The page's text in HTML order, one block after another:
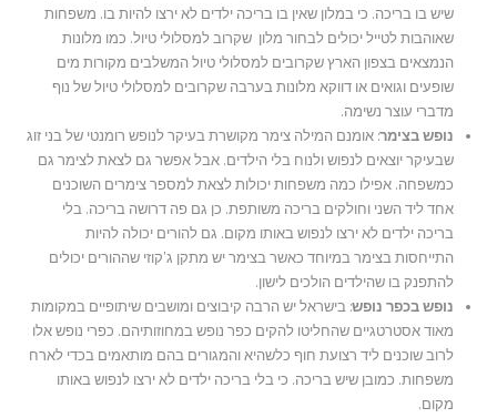
שיש בו בריכה. כי במלון שאין בו בריכה ילדים לא ירצו להיות בו. משפחות
שאוהבות לטייל יכולים לבחור מלון שקרוב למסלולי טיול. כמו מלונות
הנמצאים בצפון הארץ שקרובים למסלולי טיול המשלבים מקורות מים
שופעים וגואים או דווקא מלונות בערבה שקרובים למסלולי טיול של נוף
מדברי עוצר נשימה.
נופש בצימר: אומנם המילה צימר מקושרת בעיקר לנופש רומנטי של בני זוג
שבעיקר יוצאים לנפוש ולנוח בלי הילדים. אבל אפשר גם לצאת לצימר גם
כמשפחה. אפילו כמה משפחות יכולות לצאת למספר צימרים השוכנים
אחד ליד השני וחולקים בריכה משותפת. כן גם פה דרושה בריכה. בלי
בריכה ילדים לא ירצו לנפוש באותו מקום. גם להורים יכולה להיות
התייחסות בצימר במיוחד כאשר בצימר יש מתקן ג'קוזי שההורים יכולים
להתפנק בו שהילדים הולכים לישון.
נופש בכפר נופש: בישראל יש הרבה קיבוצים ומושבים שיתופיים במקומות
מאוד אסטרטגיים שהחליטו להקים כפר נופש במחוזותיהם. כפרי נופש אלו
לרוב שוכנים ליד רצועת חוף כלשהיא והמגורים בהם מותאמים בכדי לארח
משפחות. כמובן שיש בריכה. כי בלי בריכה ילדים לא ירצו לנפוש באותו
מקום.